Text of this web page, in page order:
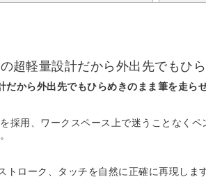
超軽量設計だから外出先でもひ
から外出先でもひらめきのまま筆を走ら
採用、ワークスペース上で迷うことなく
ローク、タッチを自然に正確に再現しま